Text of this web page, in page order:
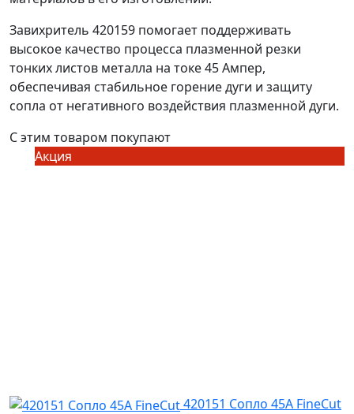
Завихритель 420159 помогает поддерживать
высокое качество процесса плазменной резки
тонких листов металла на токе 45 Ампер,
обеспечивая стабильное горение дуги и защиту
сопла от негативного воздействия плазменной дуги.
С этим товаром покупают
Акция
420151 Сопло 45А FineCut